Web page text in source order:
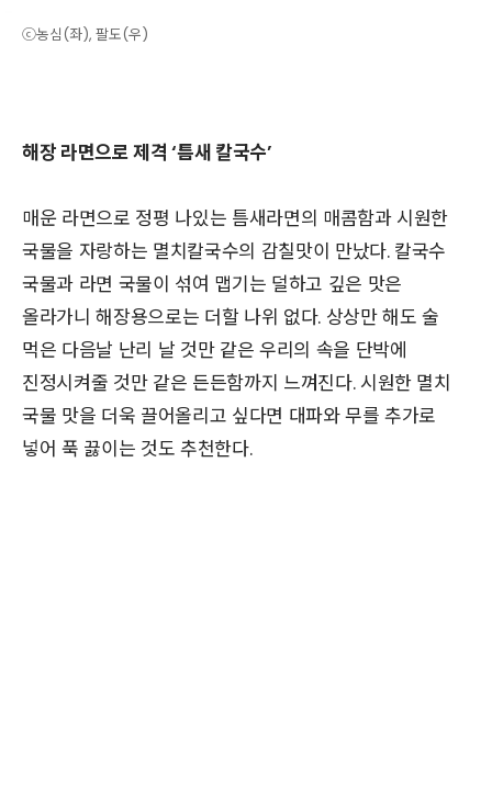
ⓒ농심(좌), 팔도(우)
해장 라면으로 제격 ‘틈새 칼국수’
매운 라면으로 정평 나있는 틈새라면의 매콤함과 시원한
국물을 자랑하는 멸치칼국수의 감칠맛이 만났다. 칼국수
국물과 라면 국물이 섞여 맵기는 덜하고 깊은 맛은
올라가니 해장용으로는 더할 나위 없다. 상상만 해도 술
먹은 다음날 난리 날 것만 같은 우리의 속을 단박에
진정시켜줄 것만 같은 든든함까지 느껴진다. 시원한 멸치
국물 맛을 더욱 끌어올리고 싶다면 대파와 무를 추가로
넣어 푹 끓이는 것도 추천한다.